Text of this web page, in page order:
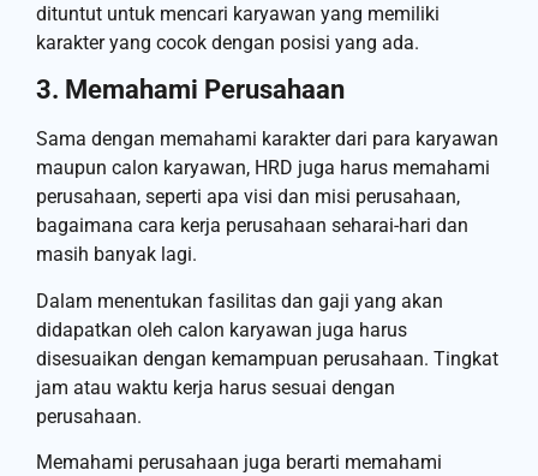
dituntut untuk mencari karyawan yang memiliki
karakter yang cocok dengan posisi yang ada.
3. Memahami Perusahaan
Sama dengan memahami karakter dari para karyawan
maupun calon karyawan, HRD juga harus memahami
perusahaan, seperti apa visi dan misi perusahaan,
bagaimana cara kerja perusahaan seharai-hari dan
masih banyak lagi.
Dalam menentukan fasilitas dan gaji yang akan
didapatkan oleh calon karyawan juga harus
disesuaikan dengan kemampuan perusahaan. Tingkat
jam atau waktu kerja harus sesuai dengan
perusahaan.
Memahami perusahaan juga berarti memahami